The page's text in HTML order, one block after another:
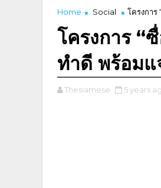
Home Social โครงการ
โครงการ “
ทำดี พร้อมแ
Thesiamese 5 years